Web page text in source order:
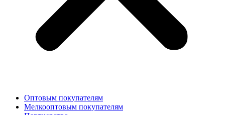
Оптовым покупателям
Мелкооптовым покупателям